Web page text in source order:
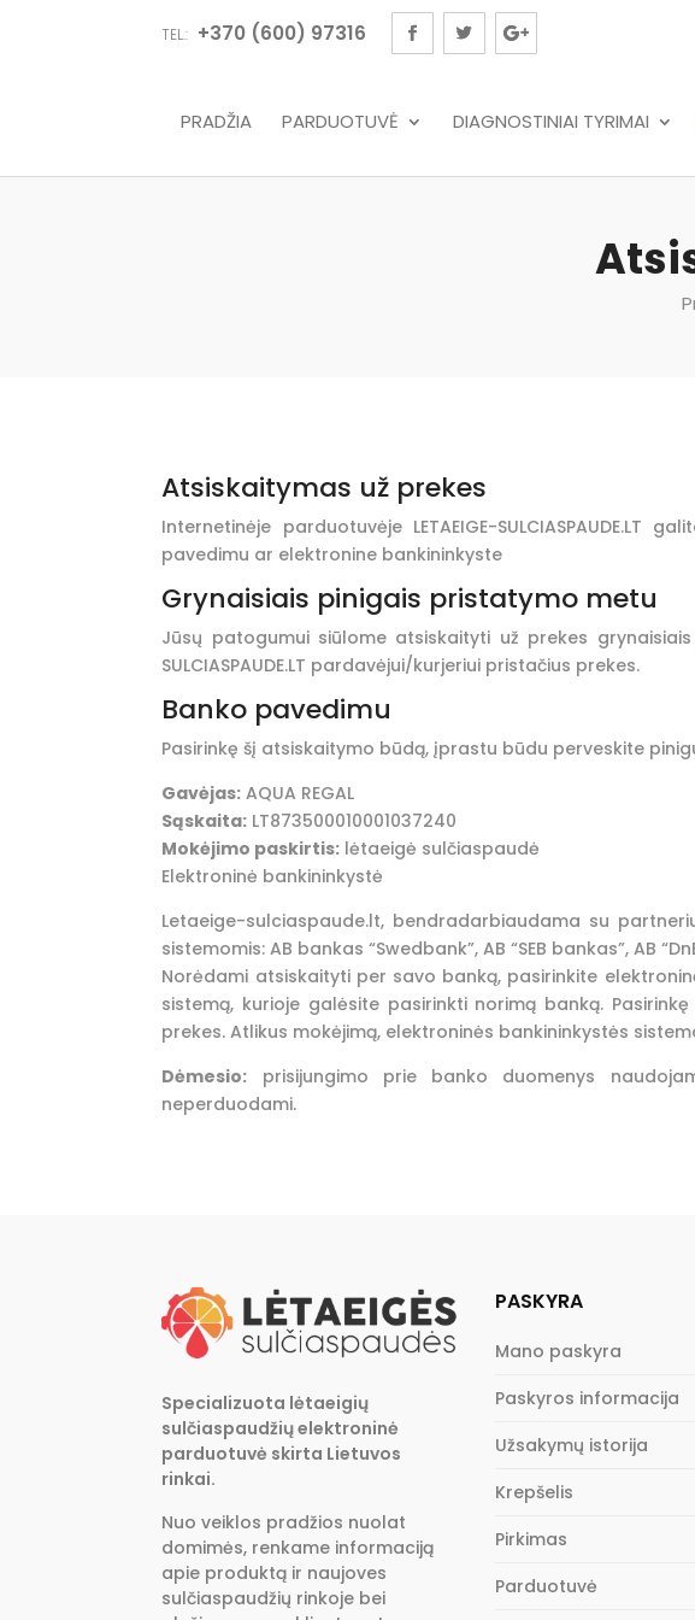
TEL.: +370 (600) 97316
PRADŽIA PARDUOTUVĖ DIAGNOSTINIAI TYRIMAI
Atsiskaitymas už prekes
Internetinėje parduotuvėje LETAEIGE-
pavedimu ar elektronine bankininkyste
Grynaisiais pinigais pristatymo metu
Jūsų patogumui siūlome atsiskaityti už prekes
SULCIASPAUDE.LT pardavėjui/kurjeriui pristačius prekes.
Banko pavedimu
Pasirinkę šį atsiskaitymo būdą, įprastu būdu perveskite
Gavėjas: AQUA REGAL
Sąskaita: LT873500010001037240
Mokėjimo paskirtis: lėtaeigė sulčiaspaudė
Elektroninė bankininkystė
Letaeige-sulciaspaude.lt, bendradarbiaudama su
sistemomis: AB bankas “Swedbank”, AB “SEB bankas”, AB
Norėdami atsiskaityti per savo banką, pasirinkite
sistemą, kurioje galėsite pasirinkti norimą banką.
prekes. Atlikus mokėjimą, elektroninės bankininkystės sistema
Dėmesio: prisijungimo prie banko duomenys
neperduodami.
Specializuota lėtaeigių
sulčiaspaudžių elektroninė
parduotuvė skirta Lietuvos
rinkai.
Nuo veiklos pradžios nuolat
domimės, renkame informaciją
apie produktą ir naujoves
sulčiaspaudžių rinkoje bei
PASKYRA
Mano paskyra
Paskyros informacija
Užsakymų istorija
Krepšelis
Pirkimas
Parduotuvė